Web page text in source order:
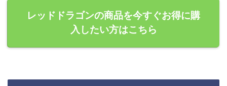
レッドドラゴンの商品を今すぐお得に購
入したい方はこちら